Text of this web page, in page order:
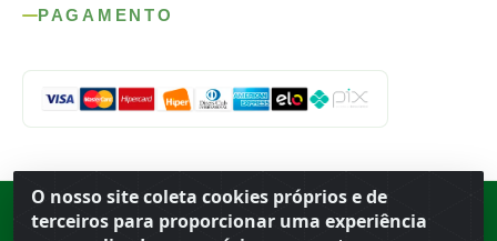
O nosso site coleta cookies próprios e de
terceiros para proporcionar uma experiência
PAGAMENTO
Rod. SP-215, s/n, km 98 — Área Rural Porto Ferreira ·BR
· CEP
· CNPJ 56.679.863/0001-91